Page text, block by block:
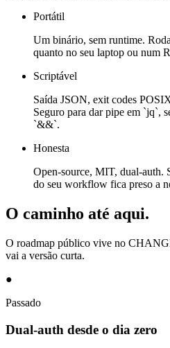
Portátil
Um binário, sem runtime.
quanto no seu laptop ou num
Scriptável
Saída JSON, exit codes
Seguro para dar pipe em `jq`,
`&&`.
Honesta
Open-source, MIT, dual-auth.
do seu workflow fica preso a
O caminho até aqui.
O roadmap público vive no
vai a versão curta.
●
Passado
Dual-auth desde o dia zero